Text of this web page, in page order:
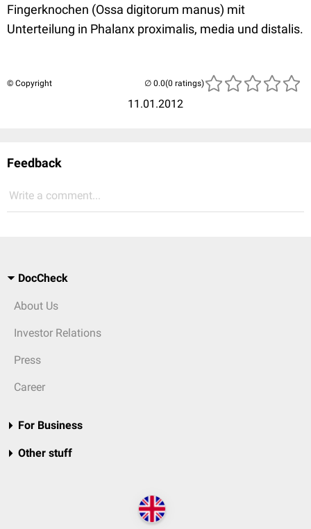
Fingerknochen (Ossa digitorum manus) mit
Unterteilung in Phalanx proximalis, media und distalis.
© Copyright
11.01.2012
(0 ratings)
Feedback
Write a comment...
DocCheck
About Us
Investor Relations
Press
Career
For Business
Other stuff